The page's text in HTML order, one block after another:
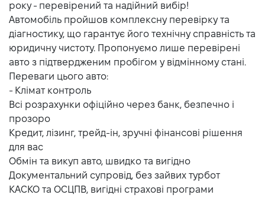
Динаміка розгону 0-100 км/г
року - перевірений та надійний вибір!
Автомобіль пройшов комплексну перевірку та
діагностику, що гарантує його технічну справність та
юридичну чистоту. Пропонуємо лише перевірені
авто з підтвердженим пробігом у відмінному стані.
Переваги цього авто:
- Клімат контроль
Всі розрахунки офіційно через банк, безпечно і
прозоро
Кредит, лізинг, трейд-ін, зручні фінансові рішення
для вас
Обмін та викуп авто, швидко та вигідно
Документальний супровід, без зайвих турбот
КАСКО та ОСЦПВ, вигідні страхові програми